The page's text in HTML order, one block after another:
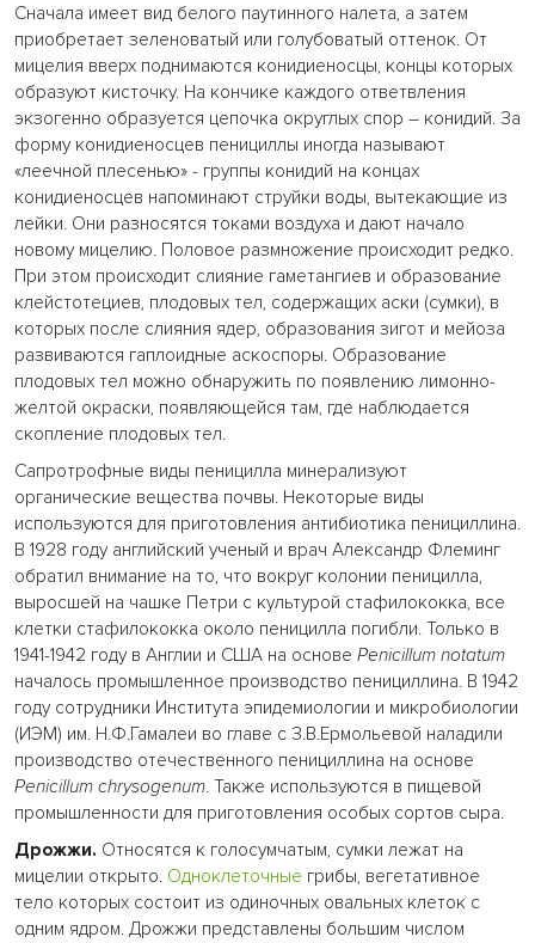
Сначала имеет вид белого паутинного налета, а затем
приобретает зеленоватый или голубоватый оттенок. От
мицелия вверх поднимаются конидиеносцы, концы которых
образуют кисточку. На кончике каждого ответвления
экзогенно образуется цепочка округлых спор – конидий. За
форму конидиеносцев пенициллы иногда называют
«леечной плесенью» - группы конидий на концах
конидиеносцев напоминают струйки воды, вытекающие из
лейки. Они разносятся токами воздуха и дают начало
новому мицелию. Половое размножение происходит редко.
При этом происходит слияние гаметангиев и образование
клейстотециев, плодовых тел, содержащих аски (сумки), в
которых после слияния ядер, образования зигот и мейоза
развиваются гаплоидные аскоспоры. Образование
плодовых тел можно обнаружить по появлению лимонно-
желтой окраски, появляющейся там, где наблюдается
скопление плодовых тел.
Сапротрофные виды пеницилла минерализуют
органические вещества почвы. Некоторые виды
используются для приготовления антибиотика пенициллина.
В 1928 году английский ученый и врач Александр Флеминг
обратил внимание на то, что вокруг колонии пеницилла,
выросшей на чашке Петри с культурой стафилококка, все
клетки стафилококка около пеницилла погибли. Только в
1941-1942 году в Англии и США на основе Penicillum notatum
началось промышленное производство пенициллина. В 1942
году сотрудники Института эпидемиологии и микробиологии
(ИЭМ) им. Н.Ф.Гамалеи во главе с З.В.Ермольевой наладили
производство отечественного пенициллина на основе
Penicillum chrysogenum. Также используются в пищевой
промышленности для приготовления особых сортов сыра.
Дрожжи. Относятся к голосумчатым, сумки лежат на
мицелии открыто. Одноклеточные грибы, вегетативное
тело которых состоит из одиночных овальных клеток с
одним ядром. Дрожжи представлены большим числом